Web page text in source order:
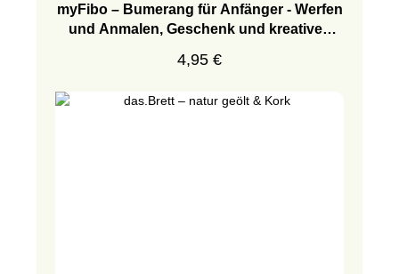
myFibo – Bumerang für Anfänger - Werfen
und Anmalen, Geschenk und kreatives
Regulärer Preis:
4,95 €